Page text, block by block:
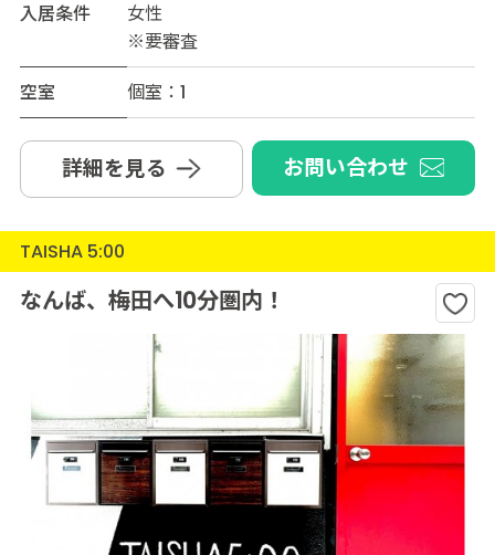
入居条件
女性
※要審査
空室
個室：1
詳細を見る お問い合わせ
TAISHA 5:00
なんば、梅田へ10分圏内！